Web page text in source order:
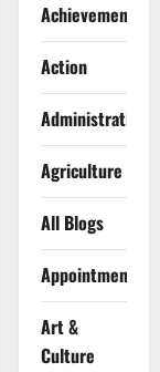
Achievements
Action
Administration
Agriculture
All Blogs
Appointments
Art &
Culture